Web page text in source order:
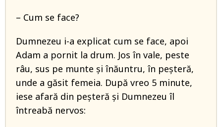
– Cum se face?
Dumnezeu i-a explicat cum se face, apoi
Adam a pornit la drum. Jos în vale, peste
râu, sus pe munte și înăuntru, în peșteră,
unde a găsit femeia. După vreo 5 minute,
iese afară din peșteră și Dumnezeu îl
întreabă nervos: